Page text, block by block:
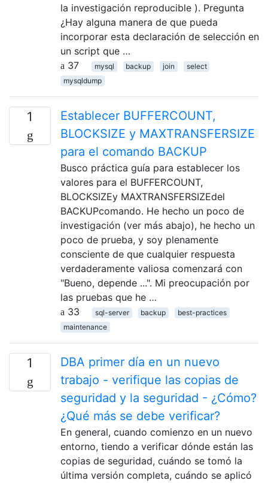
la investigación reproducible ). Pregunta
¿Hay alguna manera de que pueda
incorporar esta declaración de selección en
un script que …
37
mysql backup join
select
mysqldump
1
Establecer BUFFERCOUNT,
BLOCKSIZE y MAXTRANSFERSIZE
para el comando BACKUP
Busco práctica guía para establecer los
valores para el BUFFERCOUNT,
BLOCKSIZEy MAXTRANSFERSIZEdel
BACKUPcomando. He hecho un poco de
investigación (ver más abajo), he hecho un
poco de prueba, y soy plenamente
consciente de que cualquier respuesta
verdaderamente valiosa comenzará con
"Bueno, depende ...". Mi preocupación por
las pruebas que he …
33
sql-server backup
best-practices
maintenance
1
DBA primer día en un nuevo
trabajo - verifique las copias de
seguridad y la seguridad - ¿Cómo?
¿Qué más se debe verificar?
En general, cuando comienzo en un nuevo
entorno, tiendo a verificar dónde están las
copias de seguridad, cuándo se tomó la
última versión completa, cuándo se aplicó